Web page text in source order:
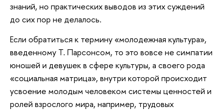
знаний, но практических выводов из этих суждений
до сих пор не делалось.
Если обратиться к термину «молодежная культура»,
введенному Т. Парсонсом, то это вовсе не симпатии
юношей и девушек в сфере культуры, а своего рода
«социальная матрица», внутри которой происходит
усвоение молодым человеком системы ценностей и
ролей взрослого мира, например, трудовых